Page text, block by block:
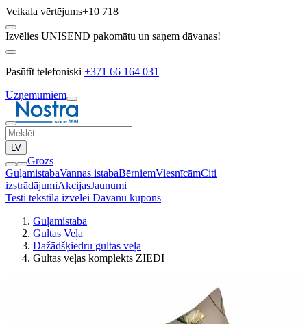
Veikala vērtējums+10 718
Izvēlies UNISEND pakomātu un saņem dāvanas!
Pasūtīt telefoniski +371 66 164 031
Uzņēmumiem
LV
Grozs
GuļamistabaVannas istabaBērniemViesnīcāmCiti
izstrādājumiAkcijasJaunumi
Testi tekstila izvēlei Dāvanu kupons
Guļamistaba
Gultas Veļa
Dažādšķiedru gultas veļa
Gultas veļas komplekts ZIEDI